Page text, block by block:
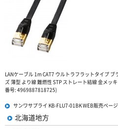
LANケーブル 1m CAT7 ウルトラフラットタイプ
ズ 薄型 より線 難燃性 STP ストレート結線 金メッ
番号: 4969887818725)
サンワサプライ KB-FLU7-01BK WEB販売ペー
北海道地方